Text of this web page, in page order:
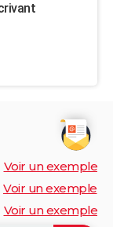
Voir un exemple
Voir un exemple
Voir un exemple